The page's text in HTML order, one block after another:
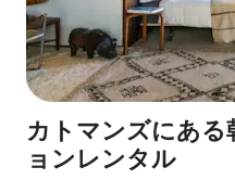
カトマンズにある
ョンレンタル